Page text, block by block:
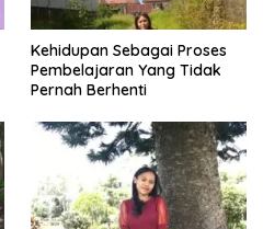
Kehidupan Sebagai Proses
Pembelajaran Yang Tidak
Pernah Berhenti